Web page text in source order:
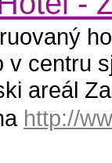
v centru
areál
http://